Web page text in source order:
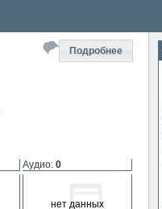
Подробнее
Аудио: 0
нет данных